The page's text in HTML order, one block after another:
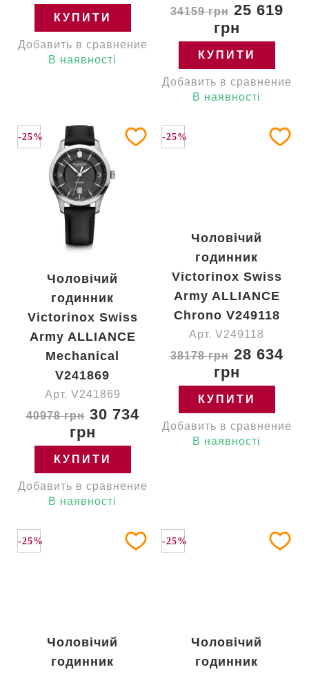
КУПИТИ
Добавить в сравнение
В наявності
34159 грн25 619
грн
КУПИТИ
Добавить в сравнение
В наявності
-25%
Чоловічий
годинник
Victorinox Swiss
Army ALLIANCE
Mechanical
V241869
Арт. V241869
40978 грн30 734
грн
КУПИТИ
Добавить в сравнение
В наявності
-25%
Чоловічий
годинник
Victorinox Swiss
Army ALLIANCE
Chrono V249118
Арт. V249118
38178 грн28 634
грн
КУПИТИ
Добавить в сравнение
В наявності
-25%
Чоловічий
годинник
-25%
Чоловічий
годинник